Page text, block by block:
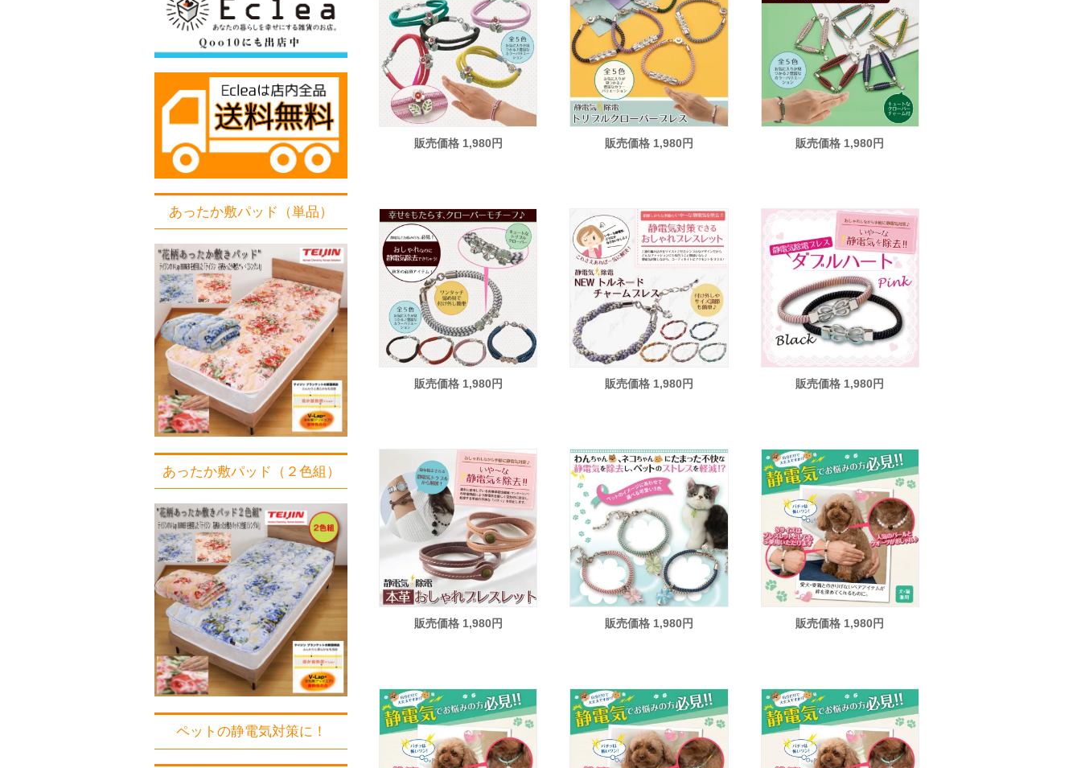
販売価格 1,980円 販売価格 1,980円 販売価格 1,980円
販売価格 1,980円 販売価格 1,980円 販売価格 1,980円
販売価格 1,980円 販売価格 1,980円 販売価格 1,980円
あったか敷パッド（単品）
あったか敷パッド（２色組）
ペットの静電気対策に！